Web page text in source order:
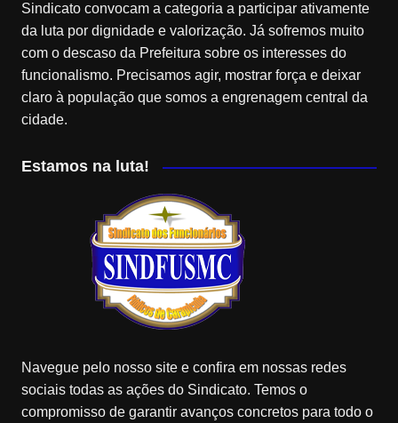
Sindicato convocam a categoria a participar ativamente
da luta por dignidade e valorização. Já sofremos muito
com o descaso da Prefeitura sobre os interesses do
funcionalismo. Precisamos agir, mostrar força e deixar
claro à população que somos a engrenagem central da
cidade.
Estamos na luta!
Navegue pelo nosso site e confira em nossas redes
sociais todas as ações do Sindicato. Temos o
compromisso de garantir avanços concretos para todo o